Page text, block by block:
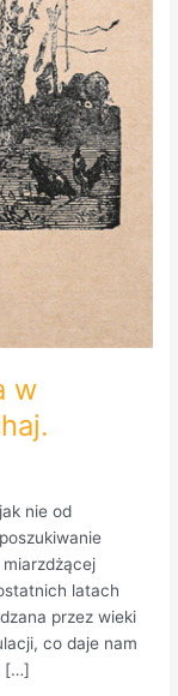
w
nie od
latach
przez wieki
co daje nam
[…]